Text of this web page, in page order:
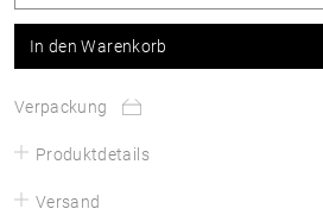
In den Warenkorb
Verpackung
Produktdetails
Versand